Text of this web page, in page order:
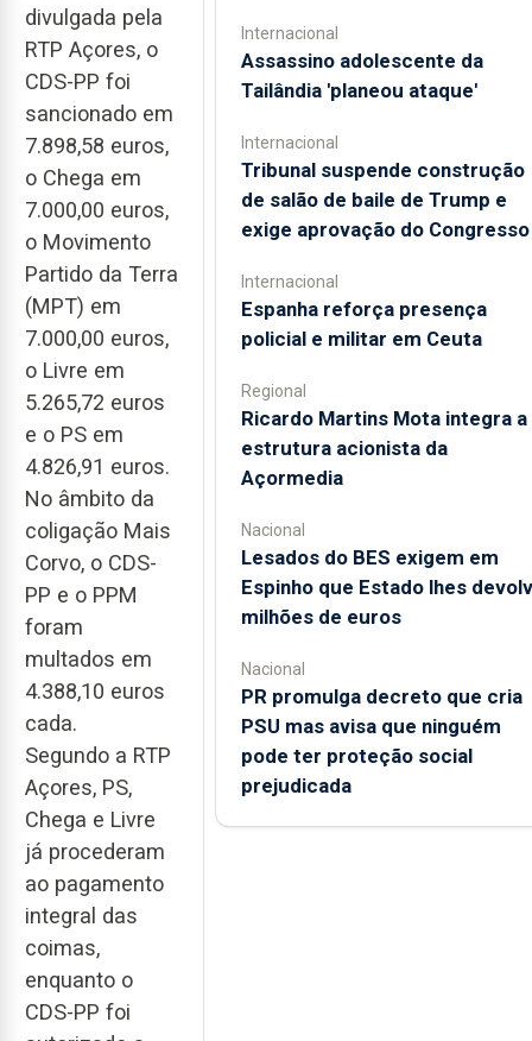
divulgada pela
RTP Açores, o
CDS-PP foi
sancionado em
7.898,58 euros,
o Chega em
7.000,00 euros,
o Movimento
Partido da Terra
(MPT) em
7.000,00 euros,
o Livre em
5.265,72 euros
e o PS em
4.826,91 euros.
No âmbito da
coligação Mais
Corvo, o CDS-
PP e o PPM
foram
multados em
4.388,10 euros
cada.
Segundo a RTP
Açores, PS,
Chega e Livre
já procederam
ao pagamento
integral das
coimas,
enquanto o
CDS-PP foi
Internacional
Assassino adolescente da
Tailândia 'planeou ataque'
Internacional
Tribunal suspende construção
de salão de baile de Trump e
exige aprovação do Congresso
Internacional
Espanha reforça presença
policial e militar em Ceuta
Regional
Ricardo Martins Mota integra a
estrutura acionista da
Açormedia
Nacional
Lesados do BES exigem em
Espinho que Estado lhes
milhões de euros
Nacional
PR promulga decreto que cria
PSU mas avisa que ninguém
pode ter proteção social
prejudicada